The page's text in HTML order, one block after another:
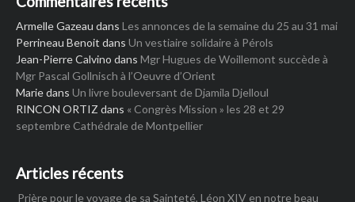
Armelle Gazeau dans Les annonces de la semaine du 25 au 31 mai
Perrineau Benoit dans Un vestiaire solidaire à Pérols
Jean-Pierre Calvino dans Mgr Hugues de Woillemont succède à
Mgr Pascal Gollnisch à l’Oeuvre d’Orient
Mariedans Un livre bouleversant de Djamila Djelloul
RINCON ORTIZ dans « Congrès Mission » les 28 et 29
septembre Cathédrale de Montpellier
Articles récents
Prière pour le voyage de sa Sainteté, Léon XIV en notre beau